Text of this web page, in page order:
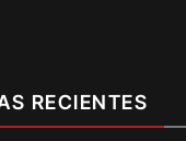
RECIENTES